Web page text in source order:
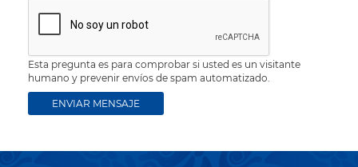
Esta pregunta es para comprobar si usted es un visitante
humano y prevenir envíos de spam automatizado.